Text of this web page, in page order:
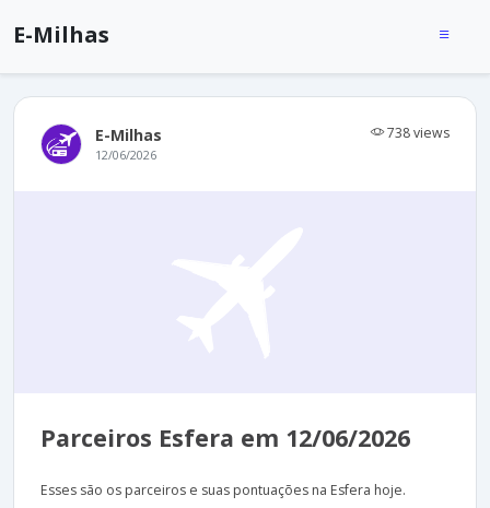
E-Milhas
E-Milhas 738 views
12/06/2026
Parceiros Esfera em 12/06/2026
Esses são os parceiros e suas pontuações na Esfera hoje.